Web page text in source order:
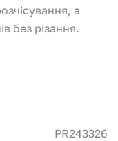
а
без різання.
PR243326